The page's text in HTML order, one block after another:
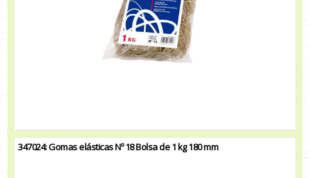
347024: Gomas elásticas Nº 18 Bolsa de 1 kg 180 mm